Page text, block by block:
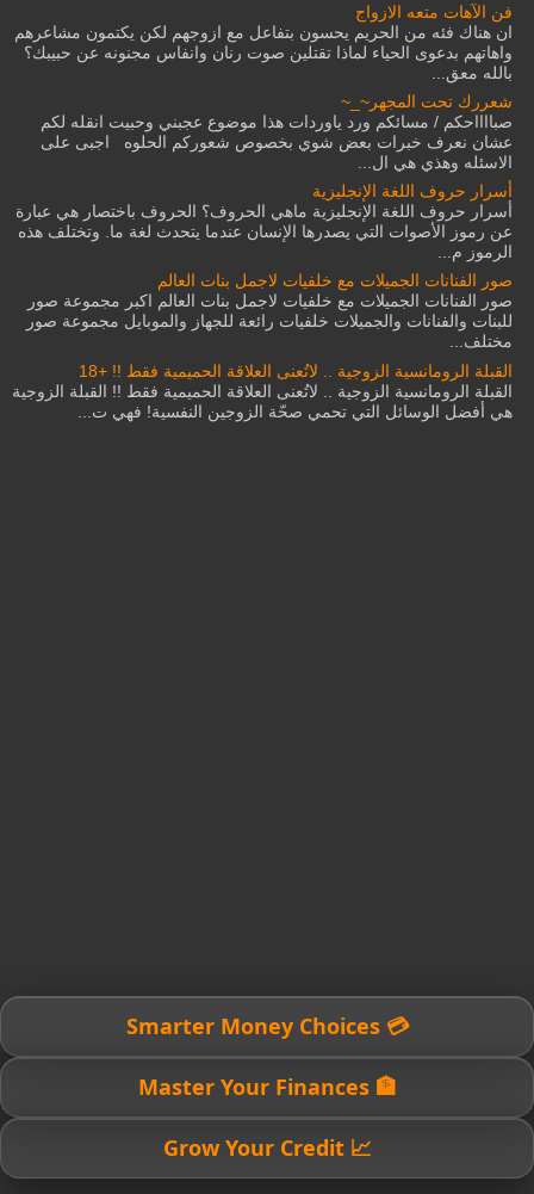
فن الآهات متعه الازواج
ان هناك فئه من الحريم يحسون بتفاعل مع ازوجهم لكن يكتمون مشاعرهم
واهاتهم بدعوى الحياء لماذا تقتلين صوت رنان وانفاس مجنونه عن حبيبك؟
بالله معق...
شعررك تحت المجهر~_~
صبااااحكم / مسائكم ورد ياوردات هذا موضوع عجبني وحبيت انقله لكم
عشان نعرف خبرات بعض شوي بخصوص شعوركم الحلوه اجبى على
الاسئله وهذي هي ال...
أسرار حروف اللغة الإنجليزية
أسرار حروف اللغة الإنجليزية ماهي الحروف؟ الحروف باختصار هي عبارة
عن رموز الأصوات التي يصدرها الإنسان عندما يتحدث لغة ما. وتختلف هذه
الرموز م...
صور الفنانات الجميلات مع خلفيات لاجمل بنات العالم
صور الفنانات الجميلات مع خلفيات لاجمل بنات العالم اكبر مجموعة صور
للبنات والفنانات والجميلات خلفيات رائعة للجهاز والموبايل مجموعة صور
مختلف...
القبلة الرومانسية الزوجية .. لاتُعنى العلاقة الحميمية فقط !! +18
القبلة الرومانسية الزوجية .. لاتُعنى العلاقة الحميمية فقط !! القبلة الزوجية
هي أفضل الوسائل التي تحمي صحّة الزوجين النفسية! فهي ت...
💳 Smarter Money Choices
🏦 Master Your Finances
📈 Grow Your Credit